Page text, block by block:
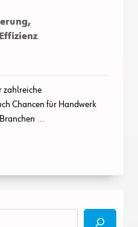
zahlreiche
Chancen für Handwerk
...